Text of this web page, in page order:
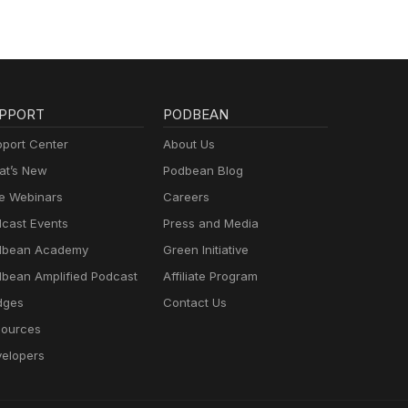
Center
New
Webinars
Events
Academy
Amplified Podcast
PODBEAN
About Us
Podbean Blog
Careers
Press and Media
Green Initiative
Affiliate Program
Contact Us